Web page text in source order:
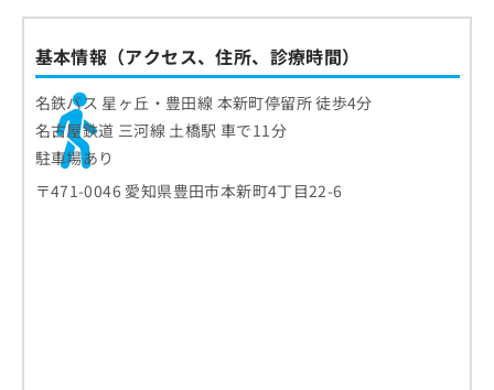
基本情報（アクセス、住所、診療時間）
名鉄バス 星ヶ丘・豊田線 本新町停留所 徒歩4分
名古屋鉄道 三河線 土橋駅 車で11分
駐車場あり
〒471-0046 愛知県豊田市本新町4丁目22-6